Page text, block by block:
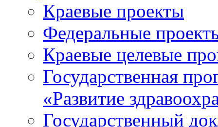
Краевые проекты
Федеральные
Краевые целевые
Государственная
«Развитие
Государственный